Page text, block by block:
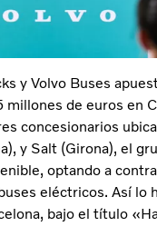
y Volvo Buses
de euros en
concesionarios
y Salt (Girona), el
optando a
eléctricos. Así lo
bajo el título